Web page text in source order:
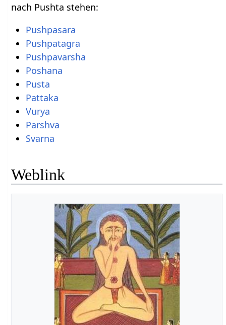
nach Pushta stehen:
Pushpasara
Pushpatagra
Pushpavarsha
Poshana
Pusta
Pattaka
Vurya
Parshva
Svarna
Weblink